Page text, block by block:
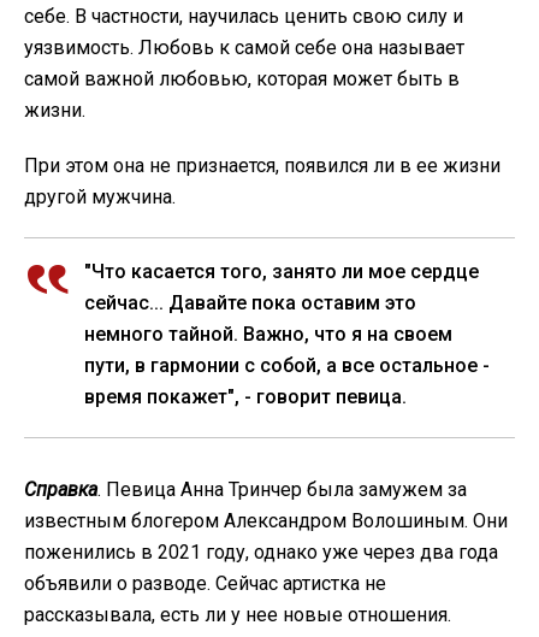
себе. В частности, научилась ценить свою силу и
уязвимость. Любовь к самой себе она называет
самой важной любовью, которая может быть в
жизни.
При этом она не признается, появился ли в ее жизни
другой мужчина.
"Что касается того, занято ли мое сердце
сейчас... Давайте пока оставим это
немного тайной. Важно, что я на своем
пути, в гармонии с собой, а все остальное -
время покажет", - говорит певица.
Справка. Певица Анна Тринчер была замужем за
известным блогером Александром Волошиным. Они
поженились в 2021 году, однако уже через два года
объявили о разводе. Сейчас артистка не
рассказывала, есть ли у нее новые отношения.